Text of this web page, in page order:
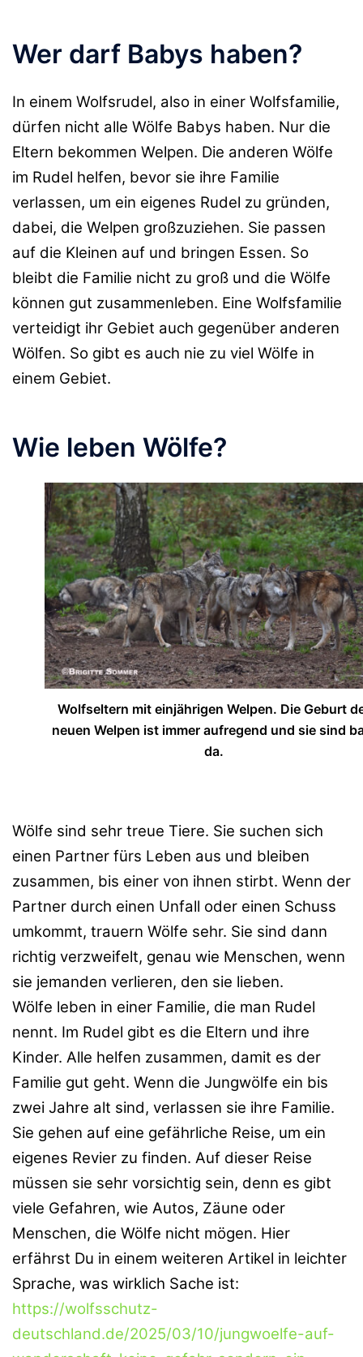
Wer darf Babys haben?
In einem Wolfsrudel, also in einer Wolfsfamilie,
dürfen nicht alle Wölfe Babys haben. Nur die
Eltern bekommen Welpen. Die anderen Wölfe
im Rudel helfen, bevor sie ihre Familie
verlassen, um ein eigenes Rudel zu gründen,
dabei, die Welpen großzuziehen. Sie passen
auf die Kleinen auf und bringen Essen. So
bleibt die Familie nicht zu groß und die Wölfe
können gut zusammenleben. Eine Wolfsfamilie
verteidigt ihr Gebiet auch gegenüber anderen
Wölfen. So gibt es auch nie zu viel Wölfe in
einem Gebiet.
Wie leben Wölfe?
Wolfseltern mit einjährigen Welpen. Die Geburt
neuen Welpen ist immer aufregend und sie sind
da.
Wölfe sind sehr treue Tiere. Sie suchen sich
einen Partner fürs Leben aus und bleiben
zusammen, bis einer von ihnen stirbt. Wenn der
Partner durch einen Unfall oder einen Schuss
umkommt, trauern Wölfe sehr. Sie sind dann
richtig verzweifelt, genau wie Menschen, wenn
sie jemanden verlieren, den sie lieben.
Wölfe leben in einer Familie, die man Rudel
nennt. Im Rudel gibt es die Eltern und ihre
Kinder. Alle helfen zusammen, damit es der
Familie gut geht. Wenn die Jungwölfe ein bis
zwei Jahre alt sind, verlassen sie ihre Familie.
Sie gehen auf eine gefährliche Reise, um ein
eigenes Revier zu finden. Auf dieser Reise
müssen sie sehr vorsichtig sein, denn es gibt
viele Gefahren, wie Autos, Zäune oder
Menschen, die Wölfe nicht mögen. Hier
erfährst Du in einem weiteren Artikel in leichter
Sprache, was wirklich Sache ist:
https://wolfsschutz-
deutschland.de/2025/03/10/jungwoelfe-auf-